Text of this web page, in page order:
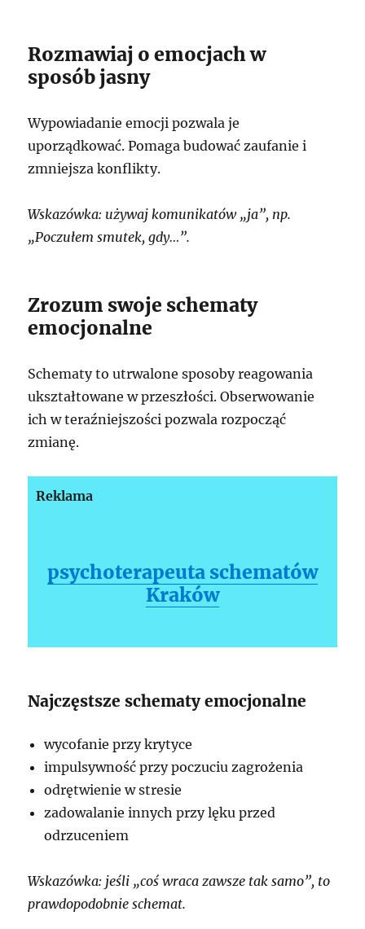
Rozmawiaj o emocjach w
sposób jasny
Wypowiadanie emocji pozwala je
uporządkować. Pomaga budować zaufanie i
zmniejsza konflikty.
Wskazówka: używaj komunikatów „ja”, np.
„Poczułem smutek, gdy…”.
Zrozum swoje schematy
emocjonalne
Schematy to utrwalone sposoby reagowania
ukształtowane w przeszłości. Obserwowanie
ich w teraźniejszości pozwala rozpocząć
zmianę.
Reklama
psychoterapeuta schematów
Kraków
Najczęstsze schematy emocjonalne
wycofanie przy krytyce
impulsywność przy poczuciu zagrożenia
odrętwienie w stresie
zadowalanie innych przy lęku przed
odrzuceniem
Wskazówka: jeśli „coś wraca zawsze tak samo”, to
prawdopodobnie schemat.